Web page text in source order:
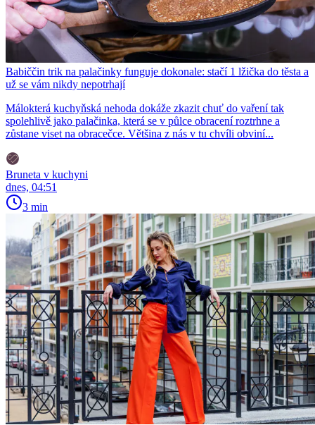
Babiččin trik na palačinky funguje dokonale: stačí 1 lžička do těsta a
už se vám nikdy nepotrhají
Málokterá kuchyňská nehoda dokáže zkazit chuť do vaření tak
spolehlivě jako palačinka, která se v půlce obracení roztrhne a
zůstane viset na obracečce. Většina z nás v tu chvíli obviní...
Bruneta v kuchyni
dnes, 04:51
3 min